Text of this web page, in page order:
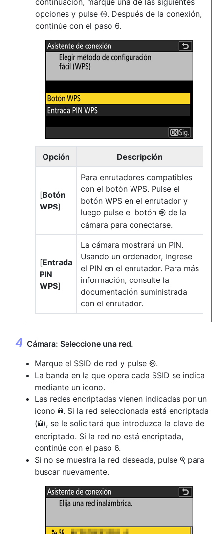
continuación, marque una de las siguientes
opciones y pulse J. Después de la conexión,
continúe con el paso 6.
Opción Descripción
[Botón
WPS]
Para enrutadores compatibles
con el botón WPS. Pulse el
botón WPS en el enrutador y
luego pulse el botón J de la
cámara para conectarse.
[Entrada
PIN
WPS]
La cámara mostrará un PIN.
Usando un ordenador, ingrese
el PIN en el enrutador. Para más
información, consulte la
documentación suministrada
con el enrutador.
Cámara: Seleccione una red.
Marque el SSID de red y pulse J.
La banda en la que opera cada SSID se indica
mediante un icono.
Las redes encriptadas vienen indicadas por un
icono h. Si la red seleccionada está encriptada
(h), se le solicitará que introduzca la clave de
encriptado. Si la red no está encriptada,
continúe con el paso 6.
Si no se muestra la red deseada, pulse X para
buscar nuevamente.